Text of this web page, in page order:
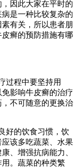
因此大家在平时的
是一种比较复杂的
有关，所以患者朋
癣的预防措施有哪
过程中要坚持用
影响牛皮癣的治疗
不可随意的更换治
好的饮食习惯，饮
该多吃蔬菜、水果
、增强抗病能力、
。蔬菜的种类繁